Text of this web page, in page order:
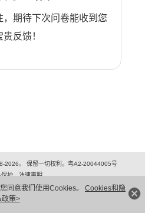
同意我们使用Cookies。 Cookies和隐
政策>
期待下次问卷能收到您
贵反馈！
2026。 保留一切权利。粤A2-20044005号
保护
法律声明